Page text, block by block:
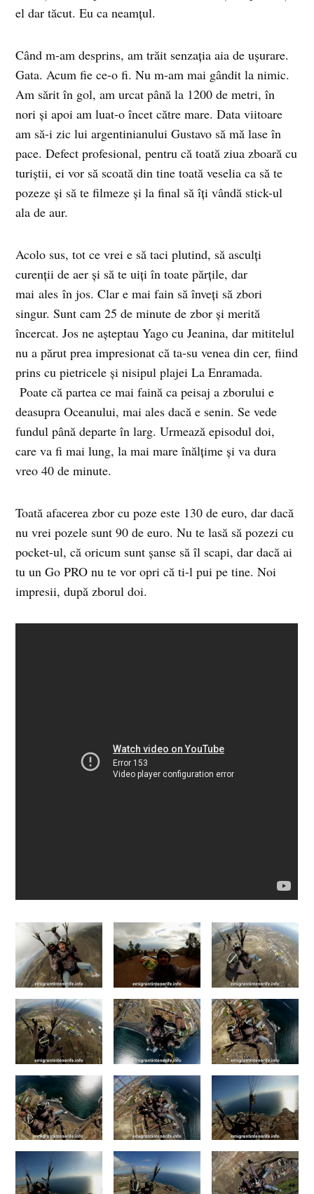
el dar tăcut. Eu ca neamțul.
Când m-am desprins, am trăit senzația aia de ușurare.
Gata. Acum fie ce-o fi. Nu m-am mai gândit la nimic.
Am sărit în gol, am urcat până la 1200 de metri, în
nori și apoi am luat-o încet către mare. Data viitoare
am să-i zic lui argentinianului Gustavo să mă lase în
pace. Defect profesional, pentru că toată ziua zboară cu
turiștii, ei vor să scoată din tine toată veselia ca să te
pozeze și să te filmeze și la final să îți vândă stick-ul
ala de aur.
Acolo sus, tot ce vrei e să taci plutind, să asculți
curenții de aer și să te uiți în toate părțile, dar
mai ales în jos. Clar e mai fain să înveți să zbori
singur. Sunt cam 25 de minute de zbor și merită
încercat. Jos ne așteptau Yago cu Jeanina, dar mititelul
nu a părut prea impresionat că ta-su venea din cer, fiind
prins cu pietricele și nisipul plajei La Enramada.
Poate că partea ce mai faină ca peisaj a zborului e
deasupra Oceanului, mai ales dacă e senin. Se vede
fundul până departe în larg. Urmează episodul doi,
care va fi mai lung, la mai mare înălțime și va dura
vreo 40 de minute.
Toată afacerea zbor cu poze este 130 de euro, dar dacă
nu vrei pozele sunt 90 de euro. Nu te lasă să pozezi cu
pocket-ul, că oricum sunt șanse să îl scapi, dar dacă ai
tu un Go PRO nu te vor opri că ti-l pui pe tine. Noi
impresii, după zborul doi.